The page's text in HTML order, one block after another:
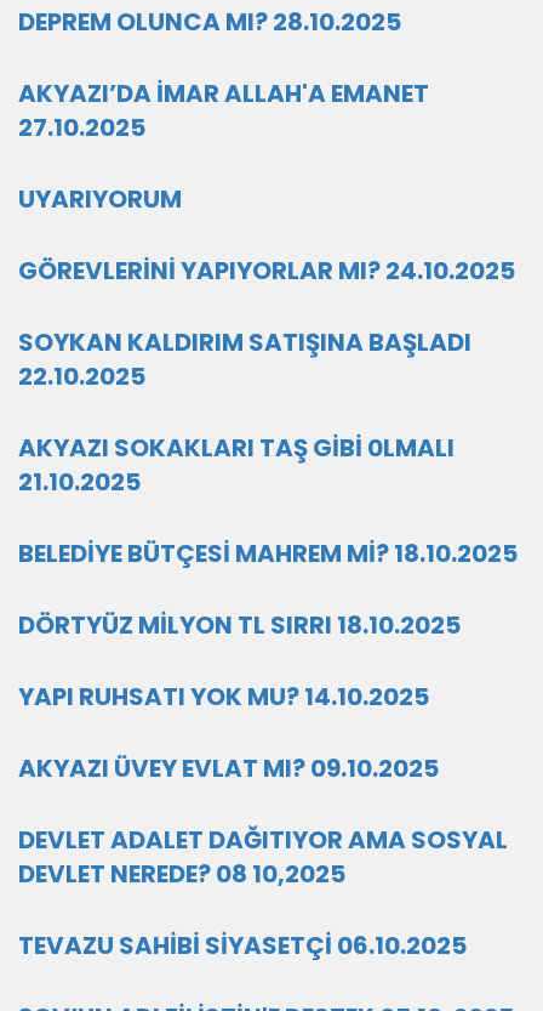
DEPREM OLUNCA MI? 28.10.2025
AKYAZI’DA İMAR ALLAH'A EMANET
27.10.2025
UYARIYORUM
GÖREVLERİNİ YAPIYORLAR MI? 24.10.2025
SOYKAN KALDIRIM SATIŞINA BAŞLADI
22.10.2025
AKYAZI SOKAKLARI TAŞ GİBİ 0LMALI
21.10.2025
BELEDİYE BÜTÇESİ MAHREM Mİ? 18.10.2025
DÖRTYÜZ MİLYON TL SIRRI 18.10.2025
YAPI RUHSATI YOK MU? 14.10.2025
AKYAZI ÜVEY EVLAT MI? 09.10.2025
DEVLET ADALET DAĞITIYOR AMA SOSYAL
DEVLET NEREDE? 08 10,2025
TEVAZU SAHİBİ SİYASETÇİ 06.10.2025